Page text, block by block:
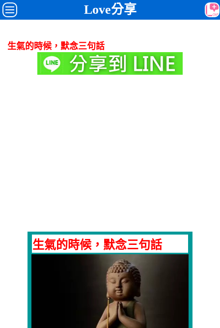
Love分享
生氣的時候，默念三句話
生氣的時候，默念三句話